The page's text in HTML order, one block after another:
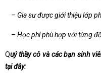
– Gia sư được giới thiệu lớp
– Học phí phù hợp với từng
Quý thầy cô và các bạn sinh
tại đây: